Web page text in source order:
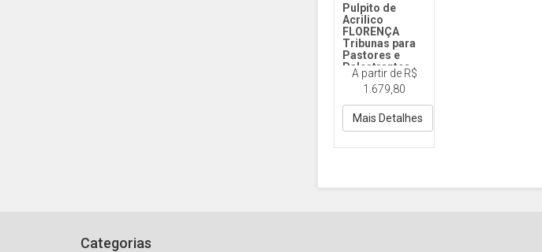
Pulpito de
Acrilico
FLORENÇA
Tribunas para
Pastores e
Palestrantes
PP122 Florença
Cristal
A partir de R$
1.679,80
Mais Detalhes
Categorias